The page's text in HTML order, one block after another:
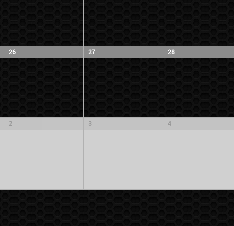
26 27 28
2 3 4